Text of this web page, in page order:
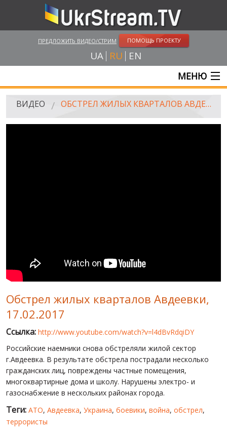
ПРЕДЛОЖИТЬ ВИДЕО/СТРИМ ПОМОЩЬ ПРОЕКТУ
UA RU EN
МЕНЮ
ГЛАВНАЯ
ПУБЛИЧНЫЕ ЛЮДИ
РОССИЙСКО-УКРАИНСКАЯ ВОЙНА
WINTER ON FIRE: UKRAINE'S FIGHT FOR FREEDOM
ХРОНОЛОГИЯ ЄВРОМАЙДАНА
ВИДЕО ОБСТРЕЛ ЖИЛЫХ КВАРТАЛОВ АВДЕЕВКИ, 17.02.2017
Обстрел жилых кварталов Авдеевки,
17.02.2017
Ссылка: http://www.youtube.com/watch?v=l4dBvRdqiDY
Российские наемники снова обстреляли жилой сектор
г.Авдеевка. В результате обстрела пострадали несколько
гражданских лиц, повреждены частные помещения,
многоквартирные дома и школу. Нарушены электро- и
газоснабжение в нескольких районах города.
Теги: АТО, Авдеевка, Украина, боевики, война, обстрел,
террористы